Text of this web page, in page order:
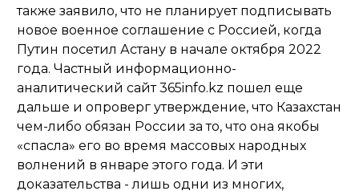
также заявило, что не планирует подписывать
новое военное соглашение с Россией, когда
Путин посетил Астану в начале октября 2022
года. Частный информационно-
аналитический сайт 365info.kz пошел еще
дальше и опроверг утверждение, что Казахстан
чем-либо обязан России за то, что она якобы
«спасла» его во время массовых народных
волнений в январе этого года. И эти
доказательства - лишь одни из многих,